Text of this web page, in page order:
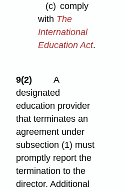
(c) comply
with The
International
Education Act.
9(2)
A
designated
education provider
that terminates an
agreement under
subsection (1) must
promptly report the
termination to the
director. Additional